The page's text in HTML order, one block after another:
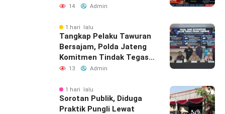
WBBM Bea Cukai Juanda
14 Admin
1 hari lalu
Tangkap Pelaku Tawuran
Bersajam, Polda Jateng
Komitmen Tindak Tegas
Kelompok Remaja yang
13 Admin
1 hari lalu
Sorotan Publik, Diduga
Praktik Pungli Lewat